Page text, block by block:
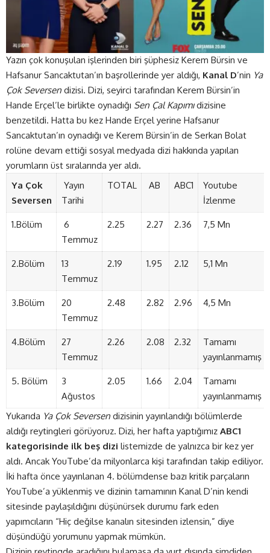
Yazın çok konuşulan işlerinden biri şüphesiz Kerem Bürsin ve
Hafsanur Sancaktutan’ın başrollerinde yer aldığı, Kanal D’nin Ya
Çok Seversen dizisi. Dizi, seyirci tarafından Kerem Bürsin’in
Hande Erçel’le birlikte oynadığı Sen Çal Kapımıdizisine
benzetildi. Hatta bu kez Hande Erçel yerine Hafsanur
Sancaktutan’ın oynadığı ve Kerem Bürsin’in de Serkan Bolat
rolüne devam ettiği sosyal medyada dizi hakkında yapılan
yorumların üst sıralarında yer aldı.
Ya Çok
Seversen
Yayın
Tarihi
TOTAL AB ABC1
Youtube
İzlenme
1.Bölüm
6
Temmuz
2.25 2.27 2.36 7,5 Mn
2.Bölüm
13
Temmuz
2.19 1.95 2.12 5,1 Mn
3.Bölüm
20
Temmuz
2.48 2.82 2.96 4,5 Mn
4.Bölüm
27
Temmuz
2.26 2.08 2.32
Tamamı
yayınlanmamış
5. Bölüm
3
Ağustos
2.05 1.66 2.04
Tamamı
yayınlanmamış
Yukarıda Ya Çok Seversen dizisinin yayınlandığı bölümlerde
aldığı reytingleri görüyoruz. Dizi, her hafta yaptığımız ABC1
kategorisinde ilk beş dizi listemizde de yalnızca bir kez yer
aldı. Ancak YouTube’da milyonlarca kişi tarafından takip ediliyor.
İki hafta önce yayınlanan 4. bölümdense bazı kritik parçaların
YouTube’a yüklenmiş ve dizinin tamamının Kanal D’nin kendi
sitesinde paylaşıldığını düşünürsek durumu fark eden
yapımcıların “Hiç değilse kanalın sitesinden izlensin,” diye
düşündüğü yorumunu yapmak mümkün.